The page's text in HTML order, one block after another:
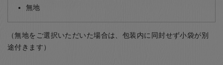
無地
（無地をご選択いただいた場合は、包装内に同封せず小袋が別
途付きます）